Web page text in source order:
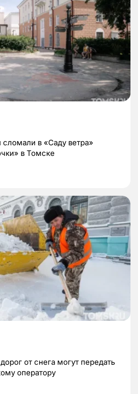
в «Саду ветра»
в Томске
от снега могут передать
оператору